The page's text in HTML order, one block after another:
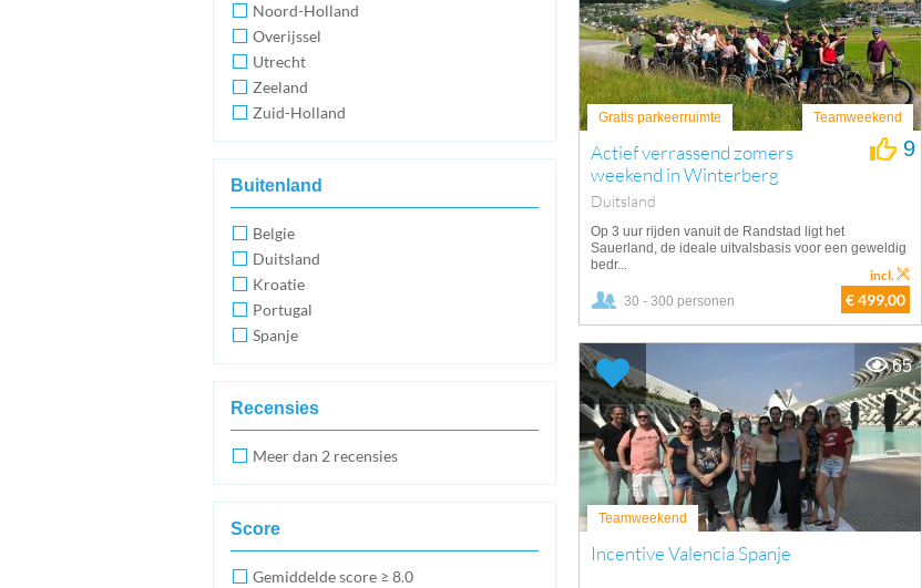
Noord-Holland
Overijssel
Utrecht
Zeeland
Zuid-Holland
Buitenland
Belgie
Duitsland
Kroatie
Portugal
Spanje
Recensies
Meer dan 2 recensies
Score
Gemiddelde score ≥ 8.0
Gratis parkeerruimte Teamweekend
Actief verrassend zomers
weekend in Winterberg
Duitsland
9
Op 3 uur rijden vanuit de Randstad ligt het
Sauerland, de ideale uitvalsbasis voor een geweldig
bedr...
30 - 300 personen € 499,00
incl.
Teamweekend
Incentive Valencia Spanje
65